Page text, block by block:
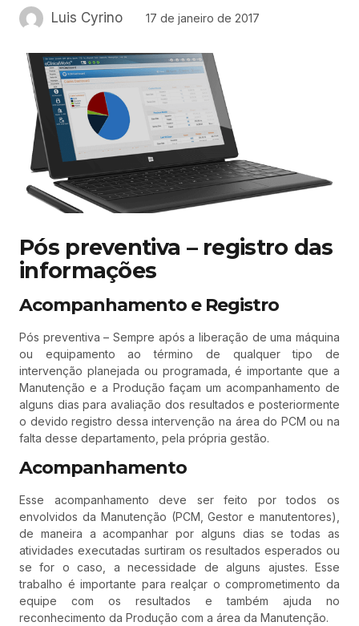
Luis Cyrino 17 de janeiro de 2017
Pós preventiva – registro das
informações
Acompanhamento e Registro
Pós preventiva – Sempre após a liberação de uma máquina
ou equipamento ao término de qualquer tipo de
intervenção planejada ou programada, é importante que a
Manutenção e a Produção façam um acompanhamento de
alguns dias para avaliação dos resultados e posteriormente
o devido registro dessa intervenção na área do PCM ou na
falta desse departamento, pela própria gestão.
Acompanhamento
Esse acompanhamento deve ser feito por todos os
envolvidos da Manutenção (PCM, Gestor e manutentores),
de maneira a acompanhar por alguns dias se todas as
atividades executadas surtiram os resultados esperados ou
se for o caso, a necessidade de alguns ajustes. Esse
trabalho é importante para realçar o comprometimento da
equipe com os resultados e também ajuda no
reconhecimento da Produção com a área da Manutenção.